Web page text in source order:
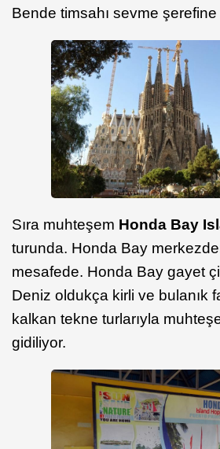
Bende timsahı sevme şerefine
Sıra muhteşem Honda Bay
turunda. Honda Bay
mesafede. Honda Bay gayet
Deniz oldukça kirli ve bulanık
kalkan tekne turlarıyla
gidiliyor.